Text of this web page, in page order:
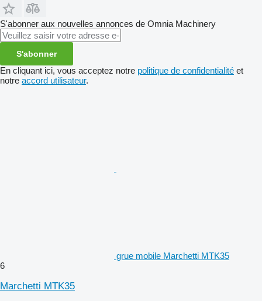
S'abonner aux nouvelles annonces de Omnia Machinery
S'abonner
En cliquant ici, vous acceptez notre politique de confidentialité et
notre accord utilisateur.
grue mobile Marchetti MTK35
6
Marchetti MTK35